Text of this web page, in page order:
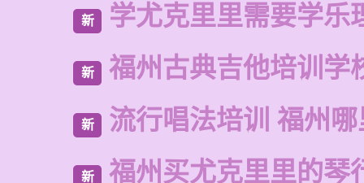
新 学尤克里里需要学乐
新 福州古典吉他培训学
新 流行唱法培训 福州
新 福州买尤克里里的琴